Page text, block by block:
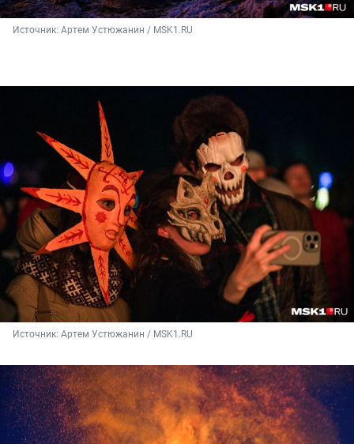
Источник: Артем Устюжанин / MSK1.RU
Источник: Артем Устюжанин / MSK1.RU